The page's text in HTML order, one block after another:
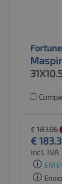
Fortune
€ 187.06
€
incl. IVA
EM